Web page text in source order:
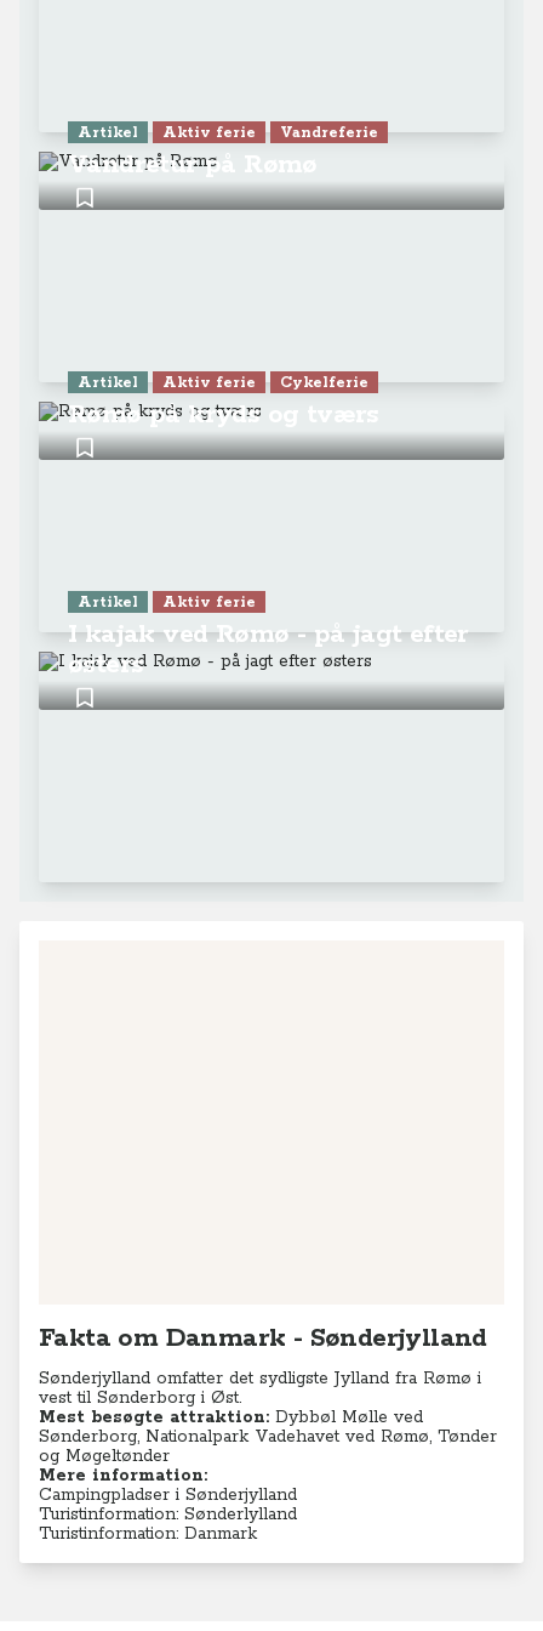
Artikel Aktiv ferie Vandreferie
Vandretur på Rømø
Artikel Aktiv ferie Cykelferie
Rømø på kryds og tværs
Artikel Aktiv ferie
I kajak ved Rømø - på jagt efter
østers
Fakta om Danmark - Sønderjylland
Sønderjylland omfatter det sydligste Jylland fra Rømø i
vest til Sønderborg i Øst.
Mest besøgte attraktion: Dybbøl Mølle ved
Sønderborg, Nationalpark Vadehavet ved Rømø, Tønder
og Møgeltønder
Mere information:
Campingpladser i Sønderjylland
Turistinformation: Sønderlylland
Turistinformation: Danmark